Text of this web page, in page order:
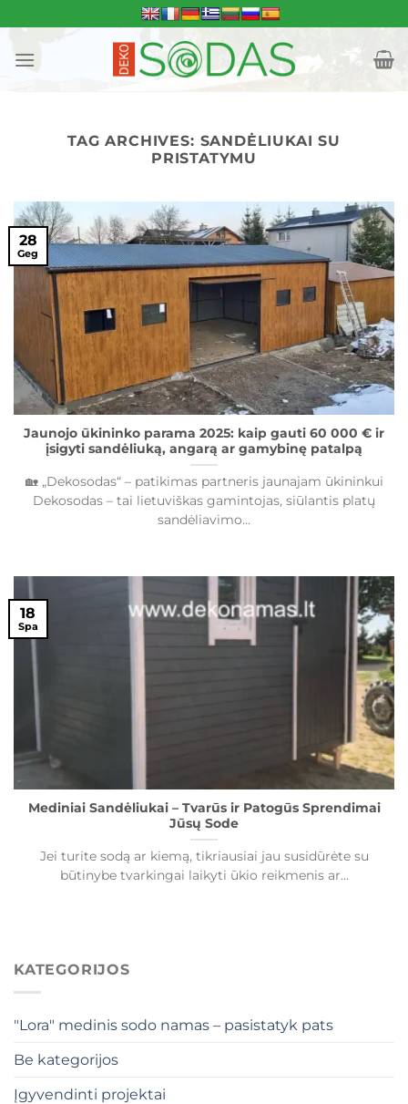
to
content
TAG ARCHIVES: SANDĖLIUKAI SU
PRISTATYMU
Jaunojo ūkininko parama 2025: kaip gauti 60 000 € ir
įsigyti sandėliuką, angarą ar gamybinę patalpą
🏡 „Dekosodas“ – patikimas partneris jaunajam ūkininkui
Dekosodas – tai lietuviškas gamintojas, siūlantis platų
sandėliavimo...
28
Geg
Mediniai Sandėliukai – Tvarūs ir Patogūs Sprendimai
Jūsų Sode
Jei turite sodą ar kiemą, tikriausiai jau susidūrėte su
būtinybe tvarkingai laikyti ūkio reikmenis ar...
18
Spa
KATEGORIJOS
"Lora" medinis sodo namas – pasistatyk pats
Be kategorijos
Įgyvendinti projektai